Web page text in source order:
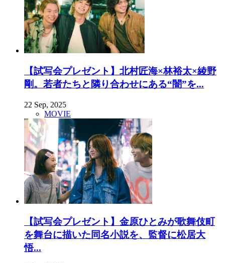
【試写会プレゼント】北村匠海×林裕太×綾野
剛。若者たちと隣り合わせにある“闇”を...
22 Sep, 2025
MOVIE
【試写会プレゼント】金原ひとみが歌舞伎町
を舞台に描いた同名小説を、監督に松居大
悟...